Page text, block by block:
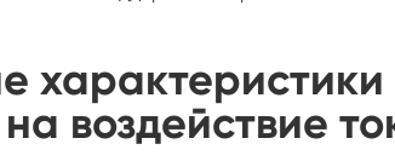
Шейкер
воздействие